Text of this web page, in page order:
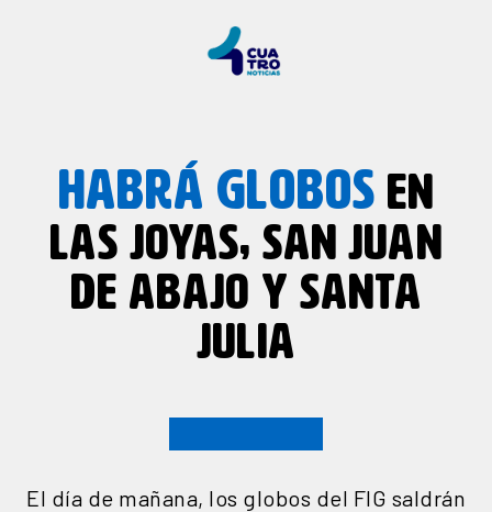
HABRÁ GLOBOS EN
LAS JOYAS, SAN JUAN
DE ABAJO Y SANTA
JULIA
El día de mañana, los globos del FIG saldrán